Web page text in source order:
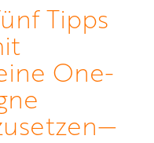
Tipps
One-